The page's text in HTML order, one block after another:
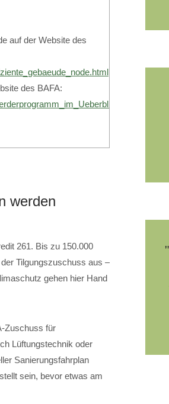
auf der Website des
des BAFA:
werden
261. Bis zu 150.000
Tilgungszuschuss aus –
gehen hier Hand
Zuschuss für
Lüftungstechnik oder
Sanierungsfahrplan
sein, bevor etwas am